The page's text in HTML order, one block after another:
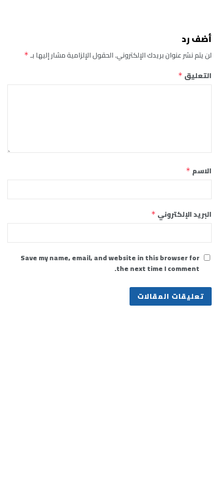
أضف رد
لن يتم نشر عنوان بريدك الإلكتروني.الحقول الإلزامية مشار إليها بـ*
التعليق *
الاسم *
البريد الإلكتروني *
Save my name, email, and website in this browser for
the next time I comment.